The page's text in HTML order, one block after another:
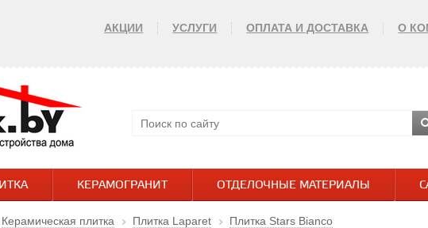
АКЦИИ УСЛУГИ ОПЛАТА И ДОСТАВКА О
КЕРАМОГРАНИТ ОТДЕЛОЧНЫЕ МАТЕРИАЛЫ
Керамическая плитка Плитка Laparet Плитка Stars Bianco